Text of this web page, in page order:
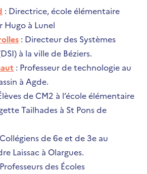
: Directrice, école élémentaire
Hugo à Lunel
: Directeur des Systèmes
à la ville de Béziers.
: Professeur de technologie au
à Agde.
de CM2 à l’école élémentaire
Tailhades à St Pons de
de 6e et de 3e au
Laissac à Olargues.
des Écoles